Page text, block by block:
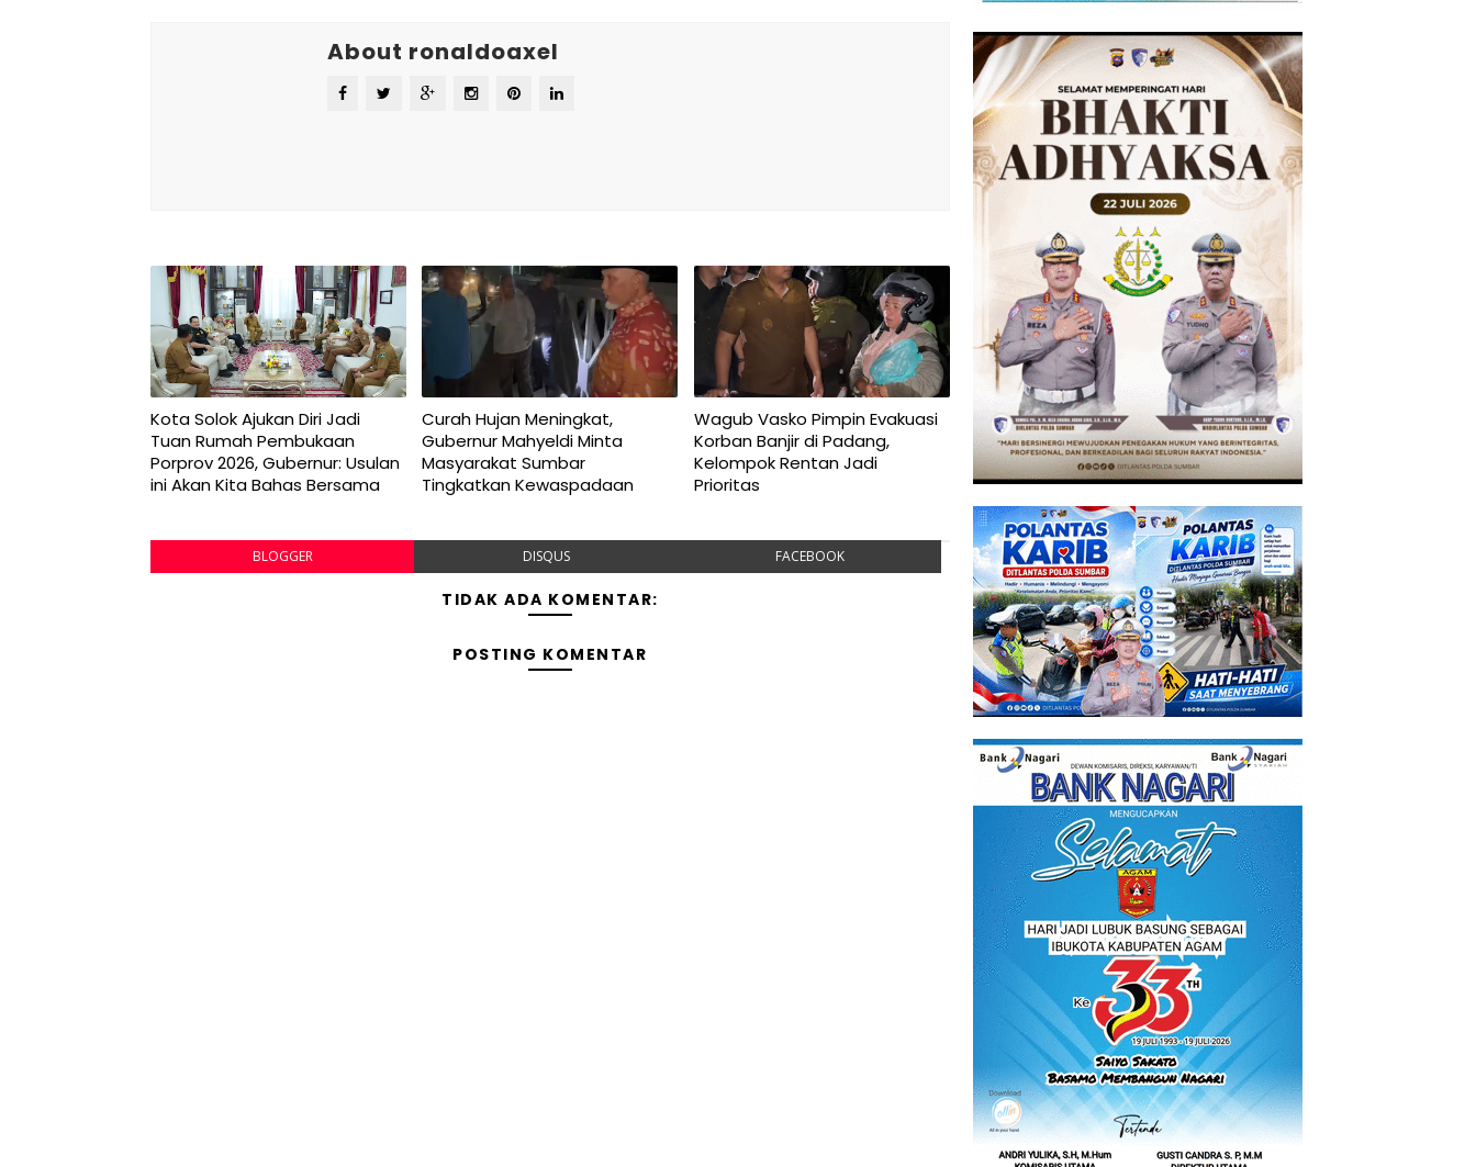
About ronaldoaxel
Kota Solok Ajukan Diri Jadi
Tuan Rumah Pembukaan
Porprov 2026, Gubernur: Usulan
ini Akan Kita Bahas Bersama
Curah Hujan Meningkat,
Gubernur Mahyeldi Minta
Masyarakat Sumbar
Tingkatkan Kewaspadaan
Wagub Vasko Pimpin Evakuasi
Korban Banjir di Padang,
Kelompok Rentan Jadi
Prioritas
BLOGGER DISQUS FACEBOOK
TIDAK ADA KOMENTAR:
POSTING KOMENTAR